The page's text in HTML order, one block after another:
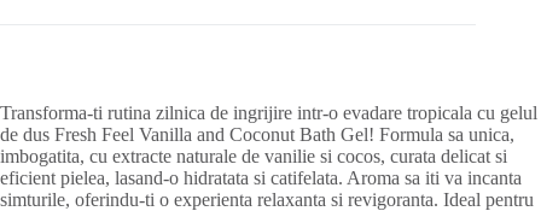
Transforma-ti rutina zilnica de ingrijire intr-o evadare tropicala cu gelul
de dus Fresh Feel Vanilla and Coconut Bath Gel! Formula sa unica,
imbogatita, cu extracte naturale de vanilie si cocos, curata delicat si
eficient pielea, lasand-o hidratata si catifelata. Aroma sa iti va incanta
simturile, oferindu-ti o experienta relaxanta si revigoranta. Ideal pentru